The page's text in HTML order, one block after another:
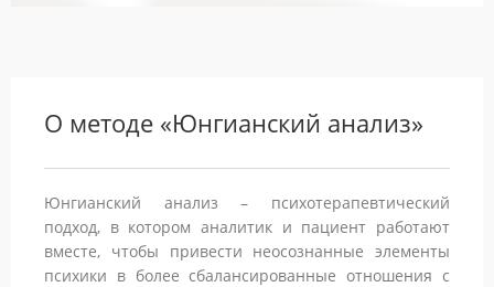
О методе «Юнгианский анализ»
Юнгианский анализ – психотерапевтический
подход, в котором аналитик и пациент работают
вместе, чтобы привести неосознанные элементы
психики в более сбалансированные отношения с